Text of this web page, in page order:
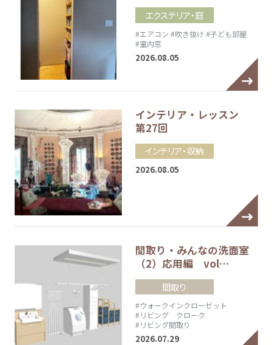
エクステリア・庭
#エアコン #吹き抜け #子ども部屋
#室内窓
2026.08.05
インテリア・レッスン
第27回
インテリア・収納
2026.08.05
間取り・みんなの洗面室
（2）応用編 vol…
間取り
#ウォークインクローゼット
#リビング クローク
#リビング間取り
2026.07.29